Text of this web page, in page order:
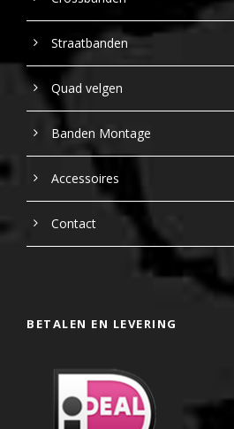
Straatbanden
Quad velgen
Banden Montage
Accessoires
Contact
BETALEN EN LEVERING